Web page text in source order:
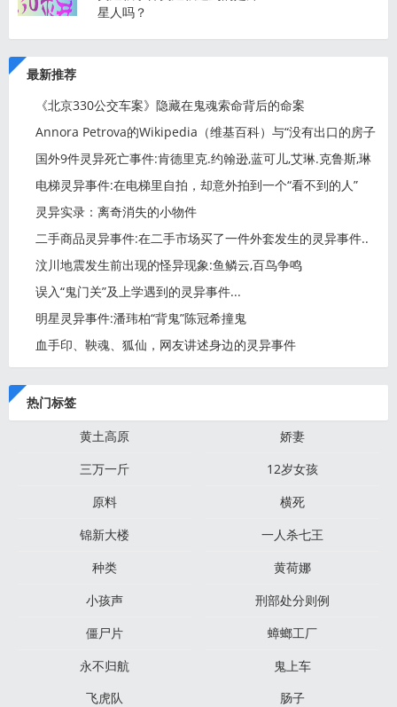
星人吗？
最新推荐
《北京330公交车案》隐藏在鬼魂索命背后的命案
Annora Petrova的Wikipedia（维基百科）与“没有出口的房子
“国外9件灵异死亡事件:肯德里克.约翰逊,蓝可儿,艾琳.克鲁斯,琳
妮
电梯灵异事件:在电梯里自拍，却意外拍到一个“看不到的人”
灵异实录：离奇消失的小物件
二手商品灵异事件:在二手市场买了一件外套发生的灵异事件..
汶川地震发生前出现的怪异现象:鱼鳞云,百鸟争鸣
误入“鬼门关”及上学遇到的灵异事件...
明星灵异事件:潘玮柏“背鬼”陈冠希撞鬼
血手印、鞅魂、狐仙，网友讲述身边的灵异事件
热门标签
黄土高原
娇妻
三万一斤
12岁女孩
原料
横死
锦新大楼
一人杀七王
种类
黄荷娜
小孩声
刑部处分则例
僵尸片
蟑螂工厂
永不归航
鬼上车
飞虎队
肠子